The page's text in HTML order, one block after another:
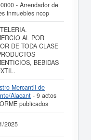
de empresa se ha
- Arrendador de
inmuebles ncop
AL POR
DE TODA CLASE
BEBIDAS
Mercantil de
Alacant - 9 actos
publicados
2025